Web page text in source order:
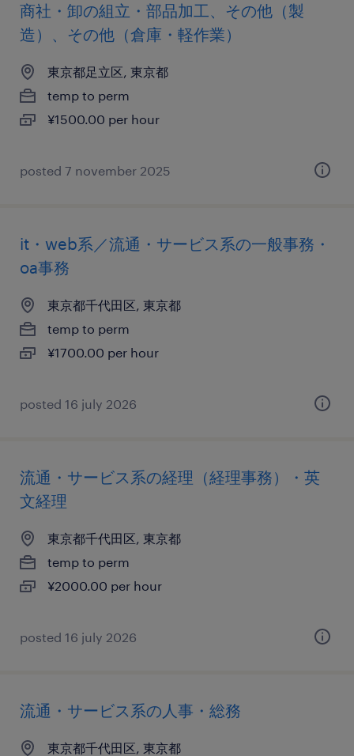
商社・卸の組立・部品加工、その他（製
造）、その他（倉庫・軽作業）
東京都足立区, 東京都
temp to perm
¥1500.00 per hour
posted 7 november 2025
it・web系／流通・サービス系の一般事務・
oa事務
東京都千代田区, 東京都
temp to perm
¥1700.00 per hour
posted 16 july 2026
流通・サービス系の経理（経理事務）・英
文経理
東京都千代田区, 東京都
temp to perm
¥2000.00 per hour
posted 16 july 2026
流通・サービス系の人事・総務
東京都千代田区, 東京都